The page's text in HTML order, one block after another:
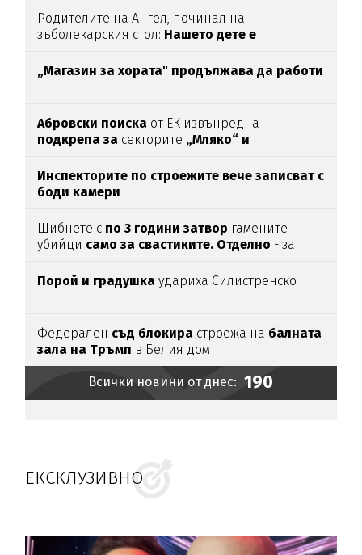
Родителите на Ангел, починал на
зъболекарския стол: Нашето дете е
антидотътнаупойката
„Магазин за хората" продължава да работи
Абровски поиска от ЕК извънредна
подкрепа за секторите „Мляко“ и
Инспекторите по строежите вече записват с
боди камери
Шибнете с по 3 години затвор гамените
убийци само за свастиките. Отделно - за
Порой и градушка удариха Силистренско
Федерален съд блокира строежа на балната
зала на Тръмп в Белия дом
Всички новини от днес: 190
ЕКСКЛУЗИВНО